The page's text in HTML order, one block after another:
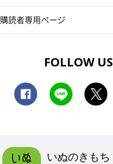
購読者専用ページ
FOLLOW US
いぬのきもち